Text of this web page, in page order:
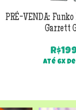
PRÉ-VENDA:
Garrett
R$
Até 6x de